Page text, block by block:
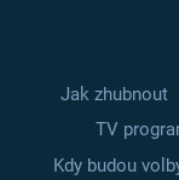
Jak zhubnout
TV
Kdy budou